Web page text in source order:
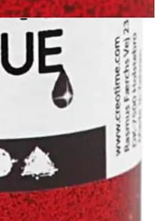
ja koristeluun.